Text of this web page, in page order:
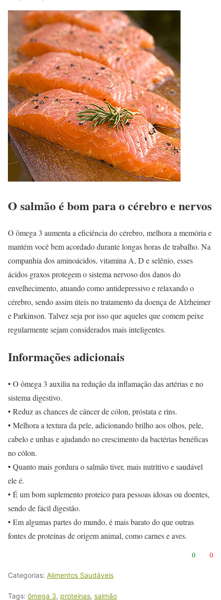
O salmão é bom para o cérebro e nervos
O ômega 3 aumenta a eficiência do cérebro, melhora a memória e
mantém você bem acordado durante longas horas de trabalho. Na
companhia dos aminoácidos, vitamina A, D e selênio, esses
ácidos graxos protegem o sistema nervoso dos danos do
envelhecimento, atuando como antidepressivo e relaxando o
cérebro, sendo assim úteis no tratamento da doença de Alzheimer
e Parkinson. Talvez seja por isso que aqueles que comem peixe
regularmente sejam considerados mais inteligentes.
Informações adicionais
• O ômega 3 auxilia na redução da inflamação das artérias e no
sistema digestivo.
• Reduz as chances de câncer de cólon, próstata e rins.
• Melhora a textura da pele, adicionando brilho aos olhos, pele,
cabelo e unhas e ajudando no crescimento da bactérias benéficas
no cólon.
• Quanto mais gordura o salmão tiver, mais nutritivo e saudável
ele é.
• É um bom suplemento proteico para pessoas idosas ou doentes,
sendo de fácil digestão.
• Em algumas partes do mundo, é mais barato do que outras
fontes de proteínas de origem animal, como carnes e aves.
0 0
Categorias: Alimentos Saudáveis
Tags: ômega 3, proteínas, salmão